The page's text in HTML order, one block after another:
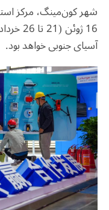
16
آسیای جنوبی خواهد بود.